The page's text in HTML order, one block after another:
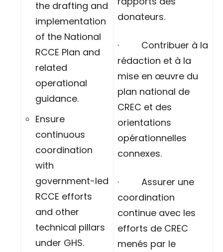
the drafting and
implementation
of the National
RCCE Plan and
related
operational
guidance.
Ensure
continuous
coordination
with
government-led
RCCE efforts
and other
technical pillars
under GHS.
donateurs.
· Contribuer à la
rédaction et à la
mise en œuvre du
plan national de
CREC et des
orientations
opérationnelles
connexes.
· Assurer une
coordination
continue avec les
efforts de CREC
menés par le